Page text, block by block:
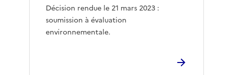
Décision rendue le 21 mars 2023 :
soumission à évaluation
environnementale.